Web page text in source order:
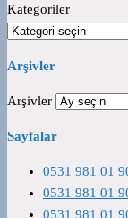
Kategoriler
Arşivler
Arşivler
Sayfalar
0531 981 01
0531 981 01
0531 981 01